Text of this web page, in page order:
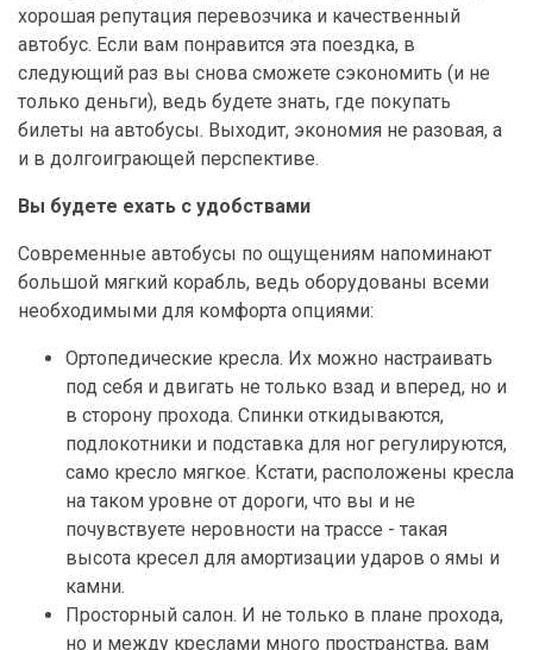
хорошая репутация перевозчика и качественный
автобус. Если вам понравится эта поездка, в
следующий раз вы снова сможете сэкономить (и не
только деньги), ведь будете знать, где покупать
билеты на автобусы. Выходит, экономия не разовая, а
и в долгоиграющей перспективе.
Вы будете ехать с удобствами
Современные автобусы по ощущениям напоминают
большой мягкий корабль, ведь оборудованы всеми
необходимыми для комфорта опциями:
Ортопедические кресла. Их можно настраивать
под себя и двигать не только взад и вперед, но и
в сторону прохода. Спинки откидываются,
подлокотники и подставка для ног регулируются,
само кресло мягкое. Кстати, расположены кресла
на таком уровне от дороги, что вы и не
почувствуете неровности на трассе - такая
высота кресел для амортизации ударов о ямы и
камни.
Просторный салон. И не только в плане прохода,
но и между креслами много пространства, вам